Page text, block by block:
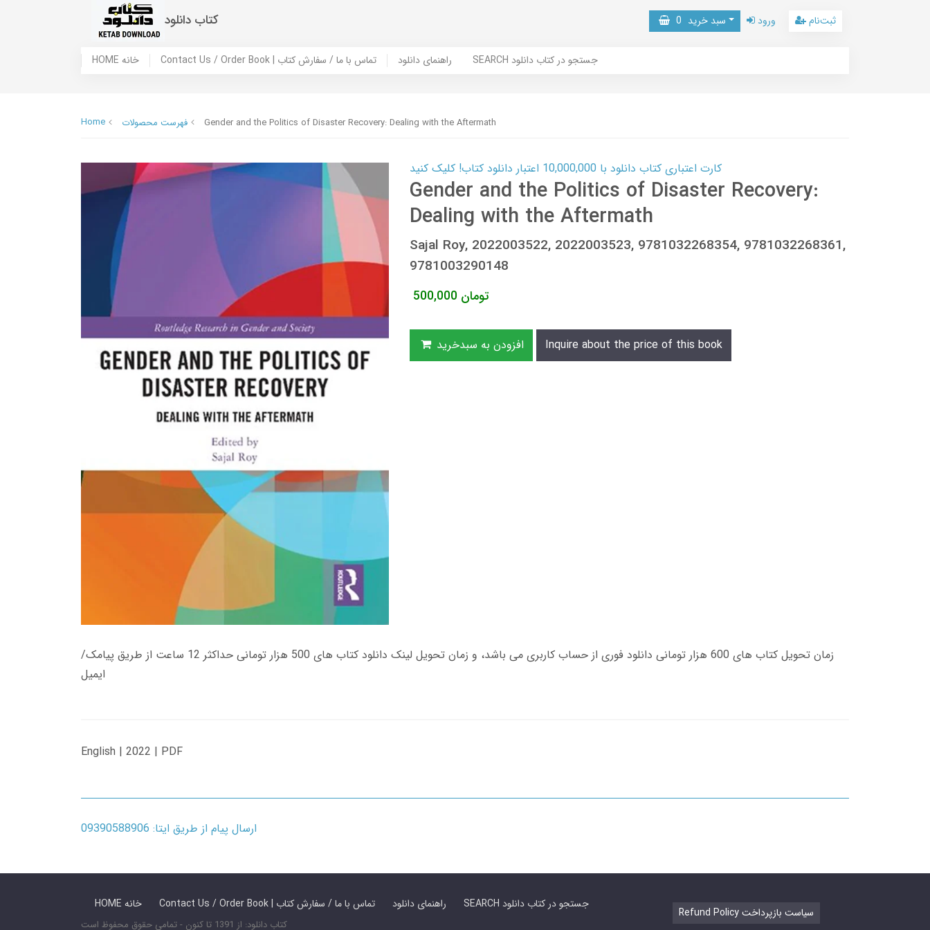
کتاب دانلود سبد خرید 0 ورود ثبت‌نام
HOME خانه Contact Us / Order Book | تماس با ما / سفارش کتاب راهنمای دانلود SEARCH جستجو در کتاب دانلود
Home فهرست محصولات Gender and the Politics of Disaster Recovery: Dealing with the Aftermath
کارت اعتباری کتاب دانلود با 10,000,000 اعتبار دانلود کتاب! کلیک کنید
Gender and the Politics of Disaster Recovery:
Dealing with the Aftermath
Sajal Roy, 2022003522, 2022003523, 9781032268354, 9781032268361,
9781003290148
500,000 تومان
افزودن به سبدخرید Inquire about the price of this book
زمان تحویل کتاب های 600 هزار تومانی دانلود فوری از حساب کاربری می باشد، و زمان تحویل لینک دانلود کتاب های 500 هزار تومانی حداکثر 12 ساعت از طریق پیامک/
ایمیل
English | 2022 | PDF
ارسال پیام از طریق ایتا: 09390588906
HOME خانه Contact Us / Order Book | تماس با ما / سفارش کتاب راهنمای دانلود SEARCH جستجو در کتاب دانلود
کتاب دانلود: از 1391 تا کنون - تمامی حقوق محفوظ است
Refund Policy سیاست بازپرداخت